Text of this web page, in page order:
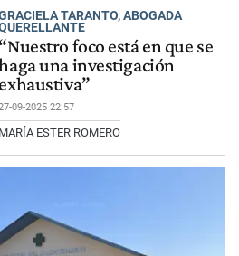
TARANTO, ABOGADA
“Nuestro foco está en que se
una investigación
09-2025 22:57
MARÍA ESTER ROMERO